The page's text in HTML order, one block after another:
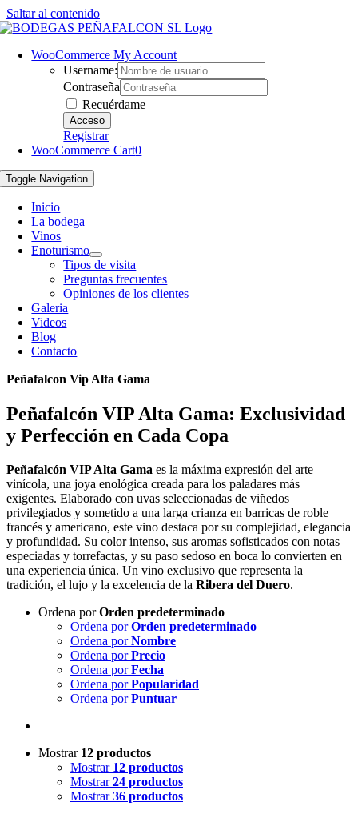
Saltar al contenido
WooCommerce My Account
Username:
Contraseña
Recuérdame
Registrar
WooCommerce Cart0
Toggle Navigation
Inicio
La bodega
Vinos
Enoturismo
Tipos de visita
Preguntas frecuentes
Opiniones de los clientes
Galeria
Videos
Blog
Contacto
Peñafalcon Vip Alta Gama
Peñafalcón VIP Alta Gama: Exclusividad
y Perfección en Cada Copa
Peñafalcón VIP Alta Gama es la máxima expresión del arte
vinícola, una joya enológica creada para los paladares más
exigentes. Elaborado con uvas seleccionadas de viñedos
privilegiados y sometido a una larga crianza en barricas de roble
francés y americano, este vino destaca por su complejidad, elegancia
y profundidad. Su color intenso, sus aromas sofisticados con notas
especiadas y torrefactas, y su paso sedoso en boca lo convierten en
una experiencia única. Un vino exclusivo que representa la
tradición, el lujo y la excelencia de la Ribera del Duero.
Ordena porOrden predeterminado
Ordena porOrden predeterminado
Ordena porNombre
Ordena porPrecio
Ordena porFecha
Ordena porPopularidad
Ordena porPuntuar
Mostrar 12 productos
Mostrar 12 productos
Mostrar24 productos
Mostrar36 productos